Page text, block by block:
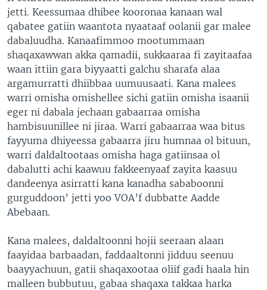
jetti. Keessumaa dhibee kooronaa kanaan wal
qabatee gatiin waantota nyaataaf oolanii gar malee
dabaluudha. Kanaafimmoo mootummaan
shaqaxawwan akka qamadii, sukkaaraa fi zayitaafaa
waan ittiin gara biyyaatti galchu sharafa alaa
argamurratti dhiibbaa uumuusaati. Kana malees
warri omisha omishellee sichi gatiin omisha isaanii
eger ni dabala jechaan gabaarraa omisha
hambisuunillee ni jiraa. Warri gabaarraa waa bitus
fayyuma dhiyeessa gabaarra jiru humnaa ol bituun,
warri daldaltootaas omisha haga gatiinsaa ol
dabalutti achi kaawuu fakkeenyaaf zayita kaasuu
dandeenya asirratti kana kanadha sababoonni
gurguddoon’ jetti yoo VOA’f dubbatte Aadde
Abebaan.
Kana malees, daldaltoonni hojii seeraan alaan
faayidaa barbaadan, faddaaltonni jidduu seenuu
baayyachuun, gatii shaqaxootaa oliif gadi haala hin
malleen bubbutuu, gabaa shaqaxa takkaa harka